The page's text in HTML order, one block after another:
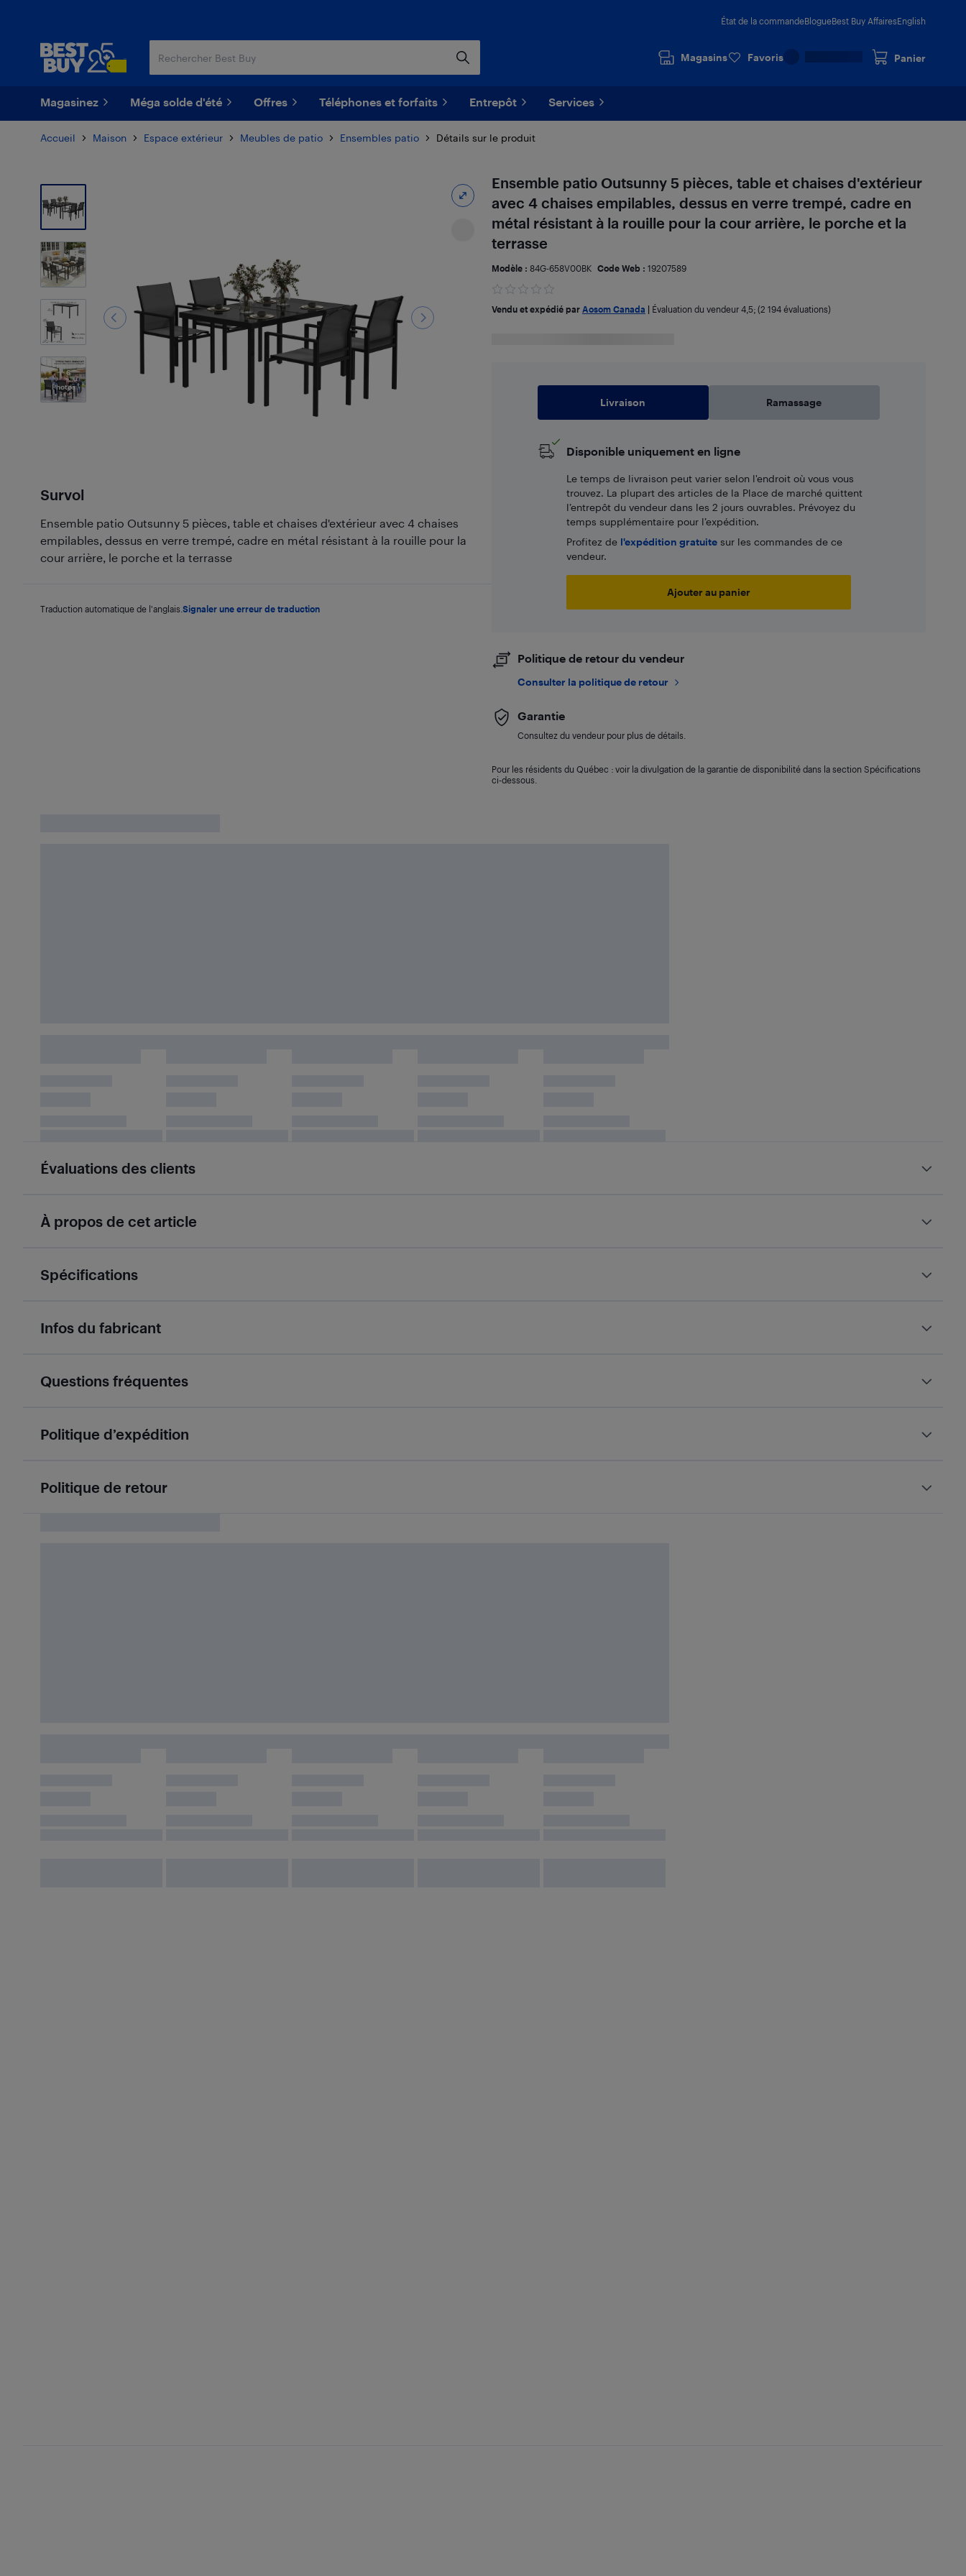
État de la commandeBlogueBest Buy AffairesEnglish
Magasins Favoris Panier
Magasinez Méga solde d'été Offres Téléphones et forfaits Entrepôt Services
Accueil Maison Espace extérieur Meubles de patio Ensembles patio Détails sur le produit
6
Photos
Survol
Ensemble patio Outsunny 5 pièces, table et chaises d'extérieur avec 4 chaises
empilables, dessus en verre trempé, cadre en métal résistant à la rouille pour la
cour arrière, le porche et la terrasse
Traduction automatique de l'anglais. Signaler une erreur de traduction
Ensemble patio Outsunny 5 pièces, table et chaises d'extérieur
avec 4 chaises empilables, dessus en verre trempé, cadre en
métal résistant à la rouille pour la cour arrière, le porche et la
terrasse
Modèle : 84G-658V00BK Code Web : 19207589
Vendu et expédié par Aosom Canada Évaluation du vendeur 4,5; (2 194 évaluations)
Livraison Ramassage
Disponible uniquement en ligne
Le temps de livraison peut varier selon l'endroit où vous vous
trouvez. La plupart des articles de la Place de marché quittent
l’entrepôt du vendeur dans les 2 jours ouvrables. Prévoyez du
temps supplémentaire pour l’expédition.
Profitez de l'expédition gratuitesur les commandes de ce
vendeur.
Ajouter au panier
Politique de retour du vendeur
Consulter la politique de retour
Garantie
Consultez du vendeur pour plus de détails.
Pour les résidents du Québec : voir la divulgation de la garantie de disponibilité dans la section Spécifications
ci-dessous.
Évaluations des clients
À propos de cet article
Spécifications
Infos du fabricant
Questions fréquentes
Politique d’expédition
Politique de retour